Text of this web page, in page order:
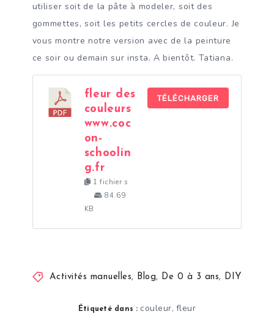
utiliser soit de la pâte à modeler, soit des
gommettes, soit les petits cercles de couleur. Je
vous montre notre version avec de la peinture
ce soir ou demain sur insta. A bientôt. Tatiana.
fleur des
couleurs
www.coc
on-
schoolin
g.fr
1 fichier·s
84.69
KB
TÉLÉCHARGER
Activités manuelles, Blog, De 0 à 3 ans, DIY
Étiqueté dans : couleur, fleur